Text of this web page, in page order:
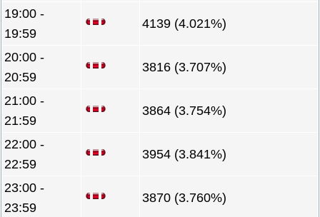
19:00 -
19:59
4139 (4.021%)
20:00 -
20:59
3816 (3.707%)
21:00 -
21:59
3864 (3.754%)
22:00 -
22:59
3954 (3.841%)
23:00 -
23:59
3870 (3.760%)